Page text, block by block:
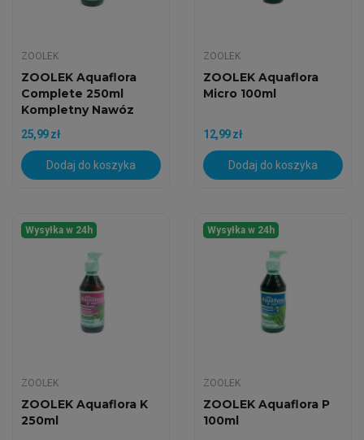
ZOOLEK
ZOOLEK Aquaflora
Complete 250ml
Kompletny Nawóz
25,99 zł
Dodaj do koszyka
ZOOLEK
ZOOLEK Aquaflora
Micro 100ml
12,99 zł
Dodaj do koszyka
Wysyłka w 24h
ZOOLEK
ZOOLEK Aquaflora K
250ml
Wysyłka w 24h
ZOOLEK
ZOOLEK Aquaflora P
100ml